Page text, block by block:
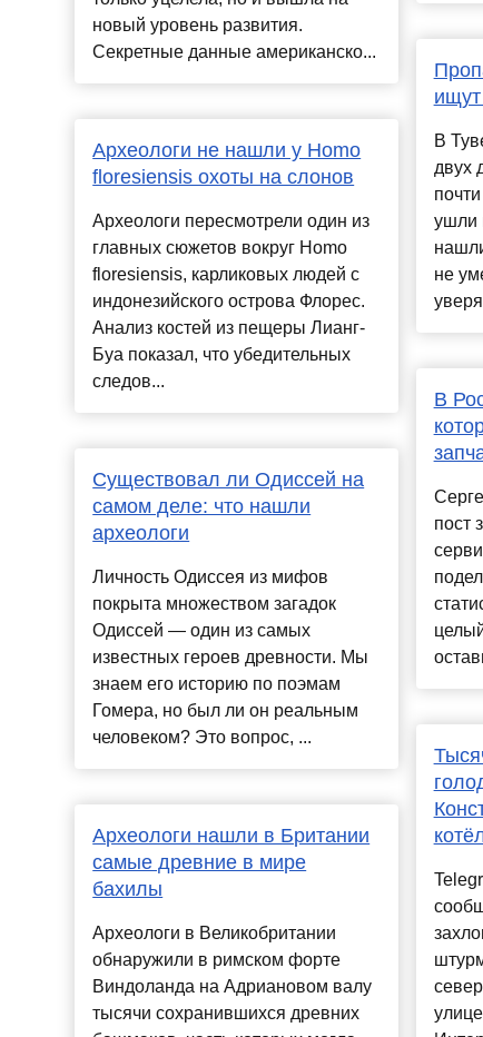
новый уровень развития.
Секретные данные американско...
Археологи не нашли у Homo
floresiensis охоты на слонов
Археологи пересмотрели один из
главных сюжетов вокруг Homo
floresiensis, карликовых людей с
индонезийского острова Флорес.
Анализ костей из пещеры Лианг-
Буа показал, что убедительных
следов...
Существовал ли Одиссей на
самом деле: что нашли
археологи
Личность Одиссея из мифов
покрыта множеством загадок
Одиссей — один из самых
известных героев древности. Мы
знаем его историю по поэмам
Гомера, но был ли он реальным
человеком? Это вопрос, ...
Археологи нашли в Британии
самые древние в мире
бахилы
Археологи в Великобритании
обнаружили в римском форте
Виндоланда на Адриановом валу
тысячи сохранившихся древних
В
двух
ушли
не
В
пост
улице